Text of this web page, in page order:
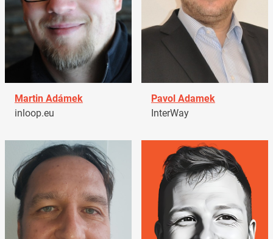
Martin Adámek
inloop.eu
Pavol Adamek
InterWay